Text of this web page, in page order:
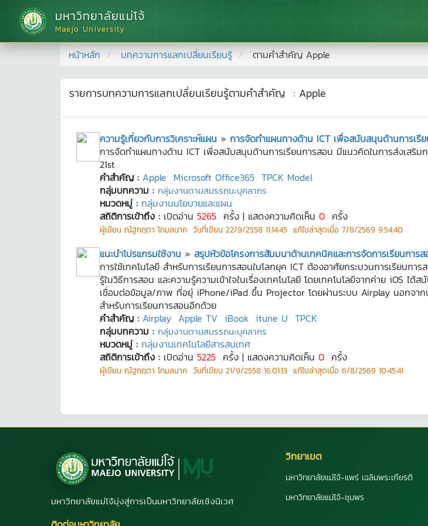
มหาวิทยาลัยแม่โจ้
Maejo University
หน้าหลัก บทความการแลกเปลี่ยนเรียนรู้ ตามคำสำคัญ Apple
รายการบทความการแลกเปลี่ยนเรียนรู้ตามคำสำคัญ : Apple
ความรู้เกี่ยวกับการวิเคราะห์แผน » การจัดทำแผนทางด้าน ICT เพื่อสนับสนุนด้านการเรี
การจัดทำแผนทางด้าน ICT เพื่อสนับสนุนด้านการเรียนการสอน มีแนวคิดในการส่งเสริม
21st
คำสำคัญ : Apple Microsoft Office365 TPCK Model
กลุ่มบทความ : กลุ่มงานตามสมรรถนะบุคลากร
หมวดหมู่ : กลุ่มงานนโยบายและแผน
สถิติการเข้าถึง : เปิดอ่าน 5265 ครั้ง | แสดงความคิดเห็น 0 ครั้ง
ผู้เขียน ณัฐกฤตา โกมลนาค วันที่เขียน 22/9/2558 11:14:45 แก้ไขล่าสุดเมื่อ 7/8/2569 9:54:40
แนะนำโปรแกรมใช้งาน » สรุปหัวข้อโครงการสัมมนาด้านเทคนิคและการจัดการเรียนการ
การใช้เทคโนโลยี สำหรับการเรียนการสอนในโลกยุค ICT ต้องอาศัยกระบวนการเรียนก
รู้ในวิธีการสอน และความรู้ความเข้าใจในเรื่องเทคโนโลยี โดยเทคโนโลยีจากค่าย iOS
เชื่อมต่อข้อมูล/ภาพ ที่อยุ่ iPhone/iPad ขึ้น Projector โดยผ่านระบบ Airplay นอกจ
สำหรับการเรียนการสอนอีกด้วย
คำสำคัญ : Airplay Apple TV iBook itune U TPCK
กลุ่มบทความ : กลุ่มงานตามสมรรถนะบุคลากร
หมวดหมู่ : กลุ่มงานเทคโนโลยีสารสนเทศ
สถิติการเข้าถึง : เปิดอ่าน 5225 ครั้ง | แสดงความคิดเห็น 0 ครั้ง
ผู้เขียน ณัฐกฤตา โกมลนาค วันที่เขียน 21/9/2558 16:01:13 แก้ไขล่าสุดเมื่อ 6/8/2569 10:45:41
มหาวิทยาลัยแม่โจ้มุ่งสู่การเป็นมหาวิทยาลัยเชิงนิเวศ
วิทยาเขต
มหาวิทยาลัยแม่โจ้-แพร่ เฉลิมพระเกียรติ
มหาวิทยาลัยแม่โจ้-ชุมพร